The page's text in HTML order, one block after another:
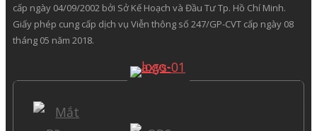
cấp ngày 04/09/2002 bởi Sở Kế Hoạch và Đầu Tư Tp. Hồ Chí Minh.
Giấy phép cung cấp dịch vụ Viễn thông số 247/GP-CVT cấp ngày 08
tháng 05 năm 2018.